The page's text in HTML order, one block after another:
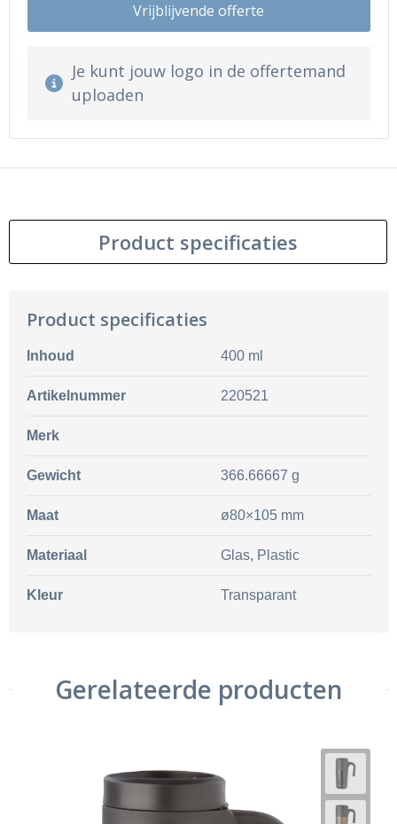
Vrijblijvende offerte
Je kunt jouw logo in de offertemand
uploaden
Product specificaties
Product specificaties
Inhoud 400 ml
Artikelnummer 220521
Merk
Gewicht 366.66667 g
Maat ø80×105 mm
Materiaal Glas, Plastic
Kleur Transparant
Gerelateerde producten